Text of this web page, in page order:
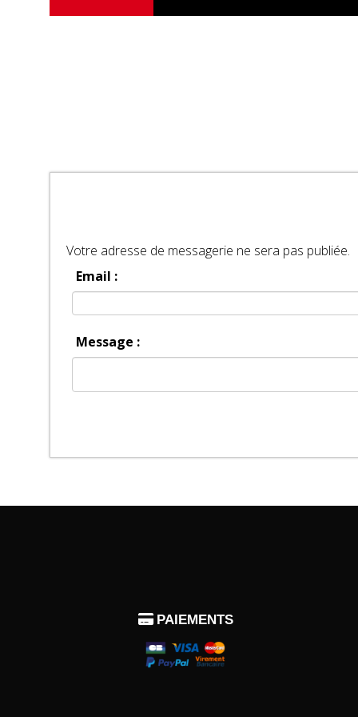
Votre adresse de messagerie ne sera pas publiée.
Email :
Message :
 PAIEMENTS